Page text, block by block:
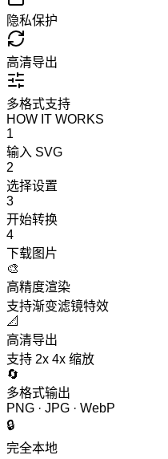
隐私保护
高清导出
多格式支持
HOW IT WORKS
1
输入 SVG
2
选择设置
3
开始转换
4
下载图片
🎨
高精度渲染
支持渐变滤镜特效
📐
高清导出
支持 2x 4x 缩放
🔄
多格式输出
PNG · JPG · WebP
🔒
完全本地